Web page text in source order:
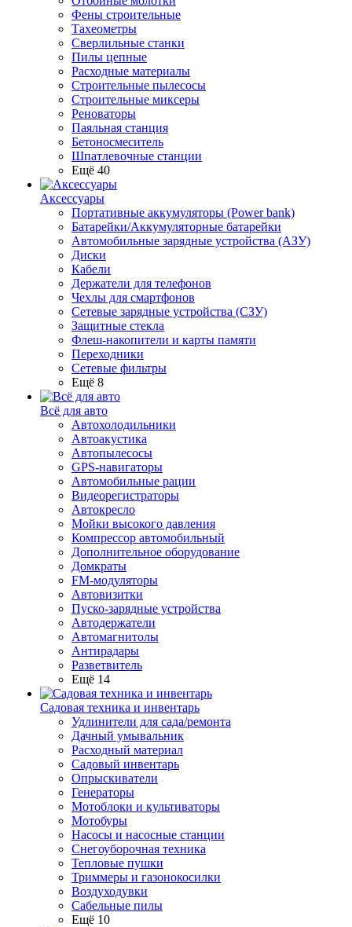
Фены строительные
Тахеометры
Сверлильные станки
Пилы цепные
Расходные материалы
Строительные пылесосы
Строительные миксеры
Реноваторы
Паяльная станция
Бетоносмеситель
Шпатлевочные станции
Ещё 40
Аксессуары
Портативные аккумуляторы (Power bank)
Батарейки/Аккумуляторные батарейки
Автомобильные зарядные устройства (АЗУ)
Диски
Кабели
Держатели для телефонов
Чехлы для смартфонов
Сетевые зарядные устройства (СЗУ)
Защитные стекла
Флеш-накопители и карты памяти
Переходники
Сетевые фильтры
Ещё 8
Всё для авто
Автохолодильники
Автоакустика
Автопылесосы
GPS-навигаторы
Автомобильные рации
Видеорегистраторы
Автокресло
Мойки высокого давления
Компрессор автомобильный
Дополнительное оборудование
Домкраты
FM-модуляторы
Автовизитки
Пуско-зарядные устройства
Автодержатели
Автомагнитолы
Антирадары
Разветвитель
Ещё 14
Садовая техника и инвентарь
Удлинители для сада/ремонта
Дачный умывальник
Расходный материал
Садовый инвентарь
Опрыскиватели
Генераторы
Мотоблоки и культиваторы
Мотобуры
Насосы и насосные станции
Снегоуборочная техника
Тепловые пушки
Триммеры и газонокосилки
Воздуходувки
Сабельные пилы
Ещё 10